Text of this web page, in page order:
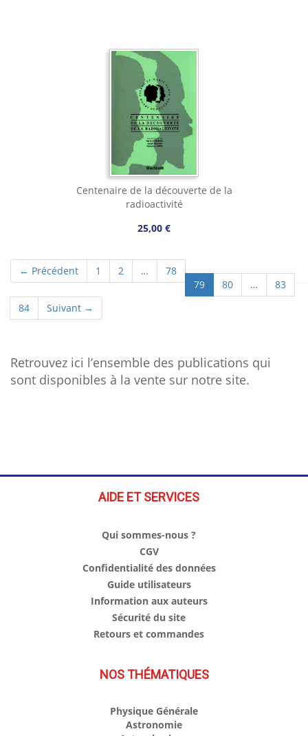
Centenaire de la découverte de la
radioactivité
25,00 €
← Précédent 1 2 …
78
79(current)
80 …
83
84
Suivant →
Retrouvez ici l’ensemble des publications qui
sont disponibles à la vente sur notre site.
AIDE ET SERVICES
Qui sommes-nous ?
CGV
Confidentialité des données
Guide utilisateurs
Information aux auteurs
Sécurité du site
Retours et commandes
NOS THÉMATIQUES
Physique Générale
Astronomie